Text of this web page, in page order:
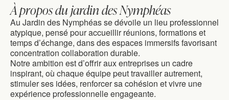
À propos du jardin des Nymphéas
Au Jardin des Nymphéas se dévoile un lieu professionnel
atypique, pensé pour accueillir réunions, formations et
temps d’échange, dans des espaces immersifs favorisant
concentration collaboration durable.
Notre ambition est d’offrir aux entreprises un cadre
inspirant, où chaque équipe peut travailler autrement,
stimuler ses idées, renforcer sa cohésion et vivre une
expérience professionnelle engageante.